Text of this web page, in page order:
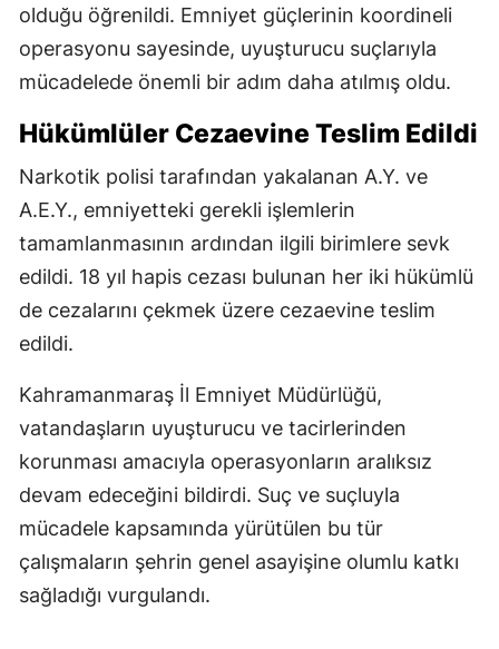
olduğu öğrenildi. Emniyet güçlerinin koordineli
operasyonu sayesinde, uyuşturucu suçlarıyla
mücadelede önemli bir adım daha atılmış oldu.
Hükümlüler Cezaevine Teslim Edildi
Narkotik polisi tarafından yakalanan A.Y. ve
A.E.Y., emniyetteki gerekli işlemlerin
tamamlanmasının ardından ilgili birimlere sevk
edildi. 18 yıl hapis cezası bulunan her iki hükümlü
de cezalarını çekmek üzere cezaevine teslim
edildi.
Kahramanmaraş İl Emniyet Müdürlüğü,
vatandaşların uyuşturucu ve tacirlerinden
korunması amacıyla operasyonların aralıksız
devam edeceğini bildirdi. Suç ve suçluyla
mücadele kapsamında yürütülen bu tür
çalışmaların şehrin genel asayişine olumlu katkı
sağladığı vurgulandı.